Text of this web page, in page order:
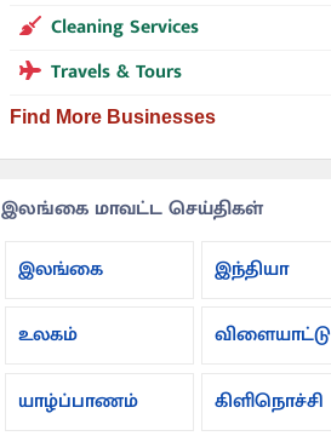
Cleaning Services
Travels & Tours
Find More Businesses
இலங்கை மாவட்ட செய்திகள்
இலங்கை
இந்தியா
உலகம் விளையாட்டு
யாழ்ப்பாணம் கிளிநொச்சி